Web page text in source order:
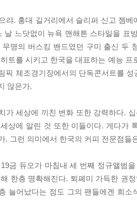
랴. 홍대 길거리에서 슬리퍼 신고 젬
날 느닷없이 뉴욕 맨해튼 스타일을 표
무명의 버스킹 밴드였던 구미 출신 두
트를 시키고 한국을 대표하는 예능
픽 체조경기장에서의 단독콘서트를
않은가.
가 세상에 끼친 변화 또한 강력하다.
상에 알린 것 또한 이들이다. 게다가
. 그런 의미에서 한국의 커피 전문점
금 듀오가 마침내 세 번째 정규앨범
한층 명확해진다. 퇴폐미 가득한 권
늘어났다는 점도 그의 팬들에겐 희